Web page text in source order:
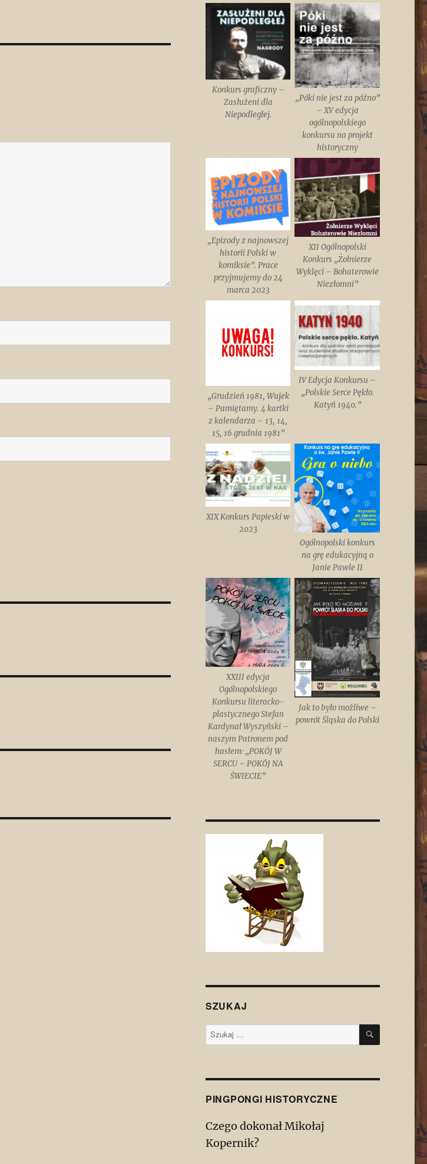
Konkurs graficzny –
Zasłużeni dla
Niepodległej.
„Póki nie jest za późno”
– XV edycja
ogólnopolskiego
konkursu na projekt
historyczny
„Epizody z najnowszej
historii Polski w
komiksie”. Prace
przyjmujemy do 24
marca 2023
XII Ogólnopolski
Konkurs „Żołnierze
Wyklęci – Bohaterowie
Niezłomni”
„Grudzień 1981, Wujek
– Pamiętamy. 4 kartki
z kalendarza – 13, 14,
15, 16 grudnia 1981”
IV Edycja Konkursu –
„Polskie Serce Pękło.
Katyń 1940.”
XIX Konkurs Papieski w
2023
Ogólnopolski konkurs
na grę edukacyjną o
Janie Pawle II
XXIII edycja
Ogólnopolskiego
Konkursu literacko-
plastycznego Stefan
Kardynał Wyszyński –
naszym Patronem pod
hasłem: „POKÓJ W
SERCU – POKÓJ NA
ŚWIECIE”
Jak to było możliwe –
powrót Śląska do Polski
SZUKAJ
Szukaj: SZUKAJ
PINGPONGI HISTORYCZNE
Czego dokonał Mikołaj
Kopernik?